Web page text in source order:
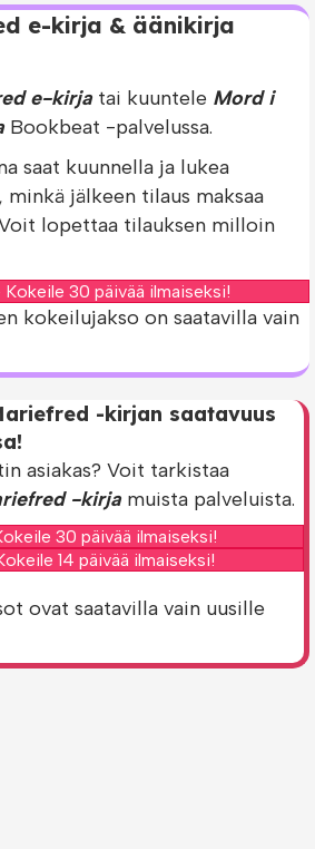
e-kirja & äänikirja
e-kirja tai kuuntele Mord i
Bookbeat -palvelussa.
saat kuunnella ja lukea
jälkeen tilaus maksaa
lopettaa tilauksen milloin
30 päivää ilmaiseksi!
kokeilujakso on saatavilla vain
-kirjan saatavuus
asiakas? Voit tarkistaa
-kirja muista palveluista.
30 päivää ilmaiseksi!
14 päivää ilmaiseksi!
ovat saatavilla vain uusille